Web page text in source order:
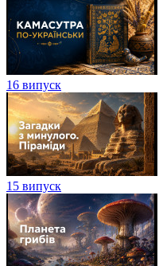
16 випуск
15 випуск